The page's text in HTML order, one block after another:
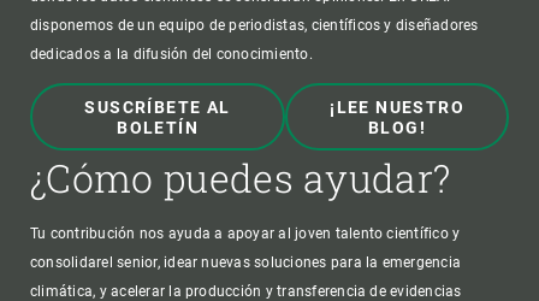
disponemos de un equipo de periodistas, científicos y diseñadores
dedicados a la difusión del conocimiento.
SUSCRÍBETE AL
BOLETÍN
¡LEE NUESTRO
BLOG!
¿Cómo puedes ayudar?
Tu contribución nos ayuda a apoyar al joven talento científico y
consolidarel senior, idear nuevas soluciones para la emergencia
climática, y acelerar la producción y transferencia de evidencias